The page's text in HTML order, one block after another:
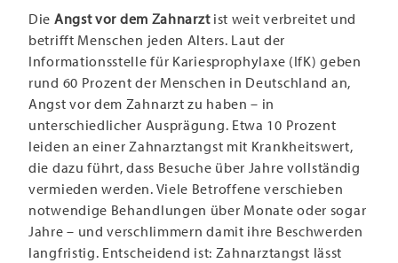
Die Angst vor dem Zahnarzt ist weit verbreitet und
betrifft Menschen jeden Alters. Laut der
Informationsstelle für Kariesprophylaxe (IfK) geben
rund 60 Prozent der Menschen in Deutschland an,
Angst vor dem Zahnarzt zu haben – in
unterschiedlicher Ausprägung. Etwa 10 Prozent
leiden an einer Zahnarztangst mit Krankheitswert,
die dazu führt, dass Besuche über Jahre vollständig
vermieden werden. Viele Betroffene verschieben
notwendige Behandlungen über Monate oder sogar
Jahre – und verschlimmern damit ihre Beschwerden
langfristig. Entscheidend ist: Zahnarztangst lässt